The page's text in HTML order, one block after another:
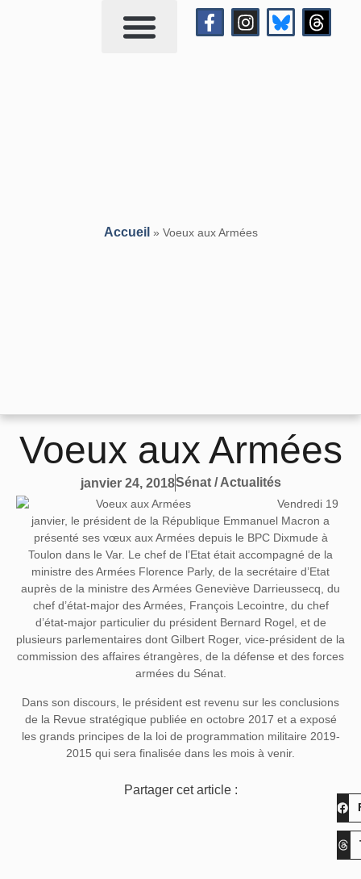
Accueil » Voeux aux Armées
Voeux aux Armées
janvier 24, 2018Sénat / Actualités
Vendredi 19
janvier, le président de la République Emmanuel Macron a
présenté ses vœux aux Armées depuis le BPC Dixmude à
Toulon dans le Var. Le chef de l’Etat était accompagné de la
ministre des Armées Florence Parly, de la secrétaire d’Etat
auprès de la ministre des Armées Geneviève Darrieussecq, du
chef d’état-major des Armées, François Lecointre, du chef
d’état-major particulier du président Bernard Rogel, et de
plusieurs parlementaires dont Gilbert Roger, vice-président de la
commission des affaires étrangères, de la défense et des forces
armées du Sénat.
Dans son discours, le président est revenu sur les conclusions
de la Revue stratégique publiée en octobre 2017 et a exposé
les grands principes de la loi de programmation militaire 2019-
2015 qui sera finalisée dans les mois à venir.
Partager cet article :